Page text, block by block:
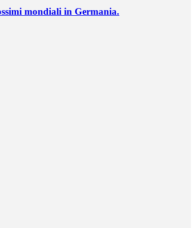
mondiali in Germania.